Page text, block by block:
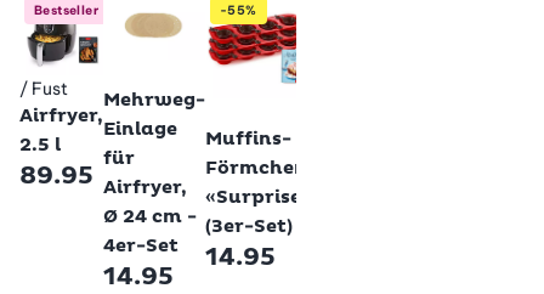
Bestseller
Betty Bossi
/ Fust
Airfryer,
2.5 l
89.95
Mehrweg-
Einlage
für
Airfryer,
Ø 24 cm -
4er-Set
14.95
-55%
Muffins-
Förmchen
«Surprise»
(3er-Set)
14.95